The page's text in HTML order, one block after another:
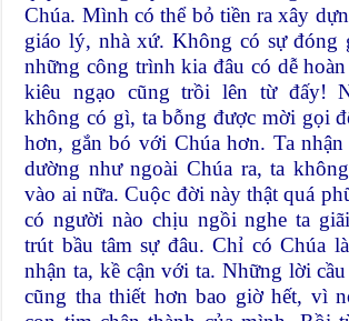
Chúa. Mình có thể bỏ tiền ra xây
giáo lý, nhà xứ. Không có sự đóng
những công trình kia đâu có dễ
kiêu ngạo cũng trồi lên từ đấy!
không có gì, ta bỗng được mời gọi
hơn, gắn bó với Chúa hơn. Ta
dường như ngoài Chúa ra, ta
vào ai nữa. Cuộc đời này thật quá
có người nào chịu ngồi nghe ta
trút bầu tâm sự đâu. Chỉ có Chúa
nhận ta, kề cận với ta. Những lời
cũng tha thiết hơn bao giờ hết, vì